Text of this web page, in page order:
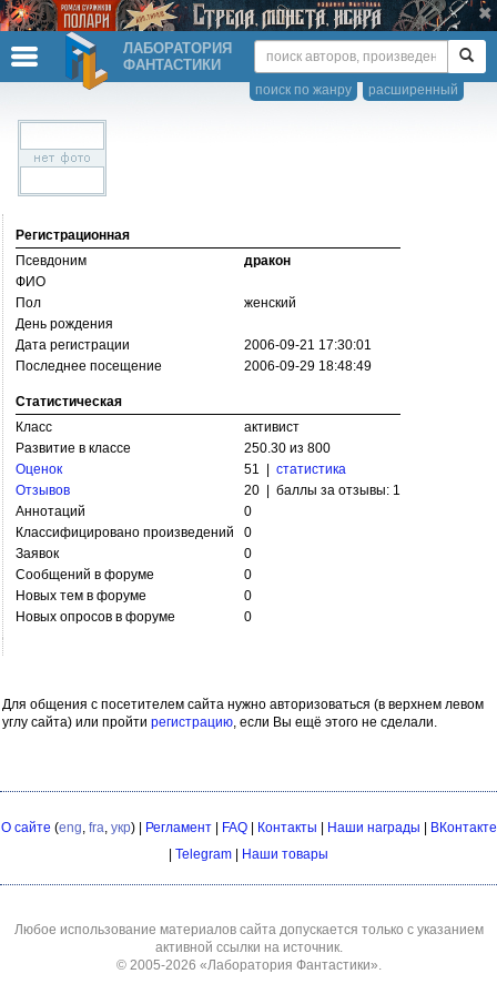
ЛАБОРАТОРИЯ
ФАНТАСТИКИ
расширенный
поиск по жанру
Регистрационная
Псевдоним
дракон
ФИО
Пол
женский
День рождения
Дата регистрации
2006-09-21 17:30:01
Последнее посещение
2006-09-29 18:48:49
Статистическая
Класс
активист
Развитие в классе
250.30 из 800
Оценок
51 | статистика
Отзывов
20 | баллы за отзывы: 1
Аннотаций
0
Классифицировано произведений
0
Заявок
0
Сообщений в форуме
0
Новых тем в форуме
0
Новых опросов в форуме
0
Для общения с посетителем сайта нужно авторизоваться (в верхнем левом
углу сайта) или пройти регистрацию, если Вы ещё этого не сделали.
О сайте (eng, fra, укр) | Регламент| FAQ| Контакты Наши награды
ВКонтакте
Telegram Наши товары
Любое использование материалов сайта допускается только с указанием
активной ссылки на источник.
© 2005-2026 «Лаборатория Фантастики».